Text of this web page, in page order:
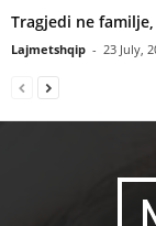
Tragjedi ne
Lajmetshqip - 23 July,